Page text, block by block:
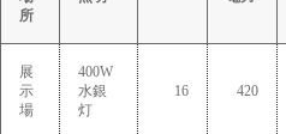
所
展
示
場
400W
水銀
灯
16 420